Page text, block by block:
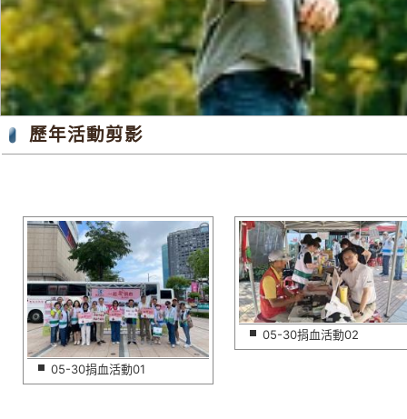
歷年活動剪影
05-30捐血活動01
05-30捐血活動02